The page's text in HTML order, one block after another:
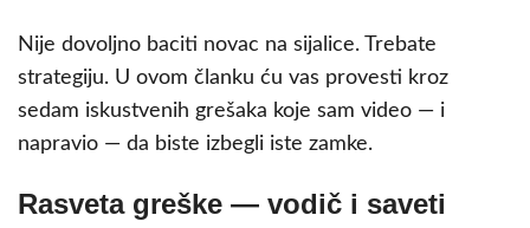
Nije dovoljno baciti novac na sijalice. Trebate
strategiju. U ovom članku ću vas provesti kroz
sedam iskustvenih grešaka koje sam video — i
napravio — da biste izbegli iste zamke.
Rasveta greške — vodič i saveti